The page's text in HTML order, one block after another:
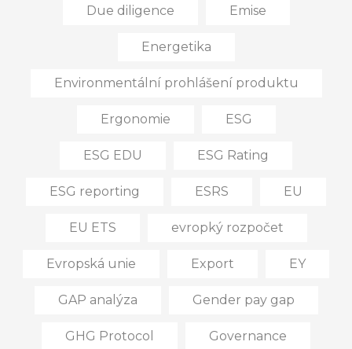
Due diligence Emise
Energetika
Environmentální prohlášení produktu
Ergonomie ESG
ESG EDU ESG Rating
ESG reporting ESRS EU
EU ETS evropký rozpočet
Evropská unie Export EY
GAP analýza Gender pay gap
GHG Protocol Governance